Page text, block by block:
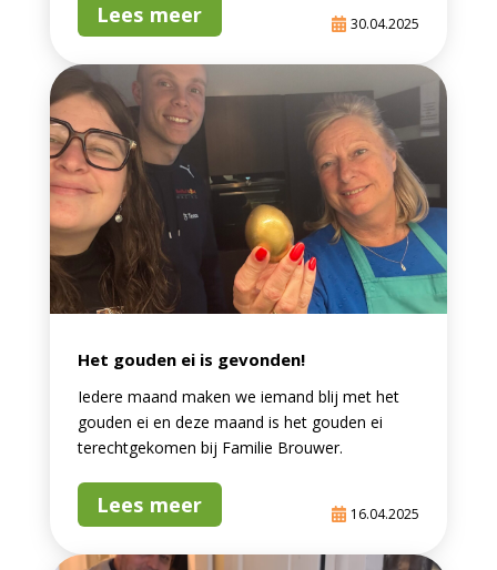
Lees meer 30.04.2025
Het gouden ei is gevonden!
Iedere maand maken we iemand blij met het
gouden ei en deze maand is het gouden ei
terechtgekomen bij Familie Brouwer.
Lees meer 16.04.2025